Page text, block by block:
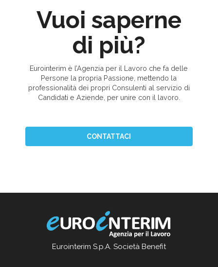
Vuoi saperne
di più?
Eurointerim è l’Agenzia per il Lavoro che fa delle
Persone la propria Passione, mettendo la
professionalità dei propri Consulenti al servizio di
Candidati e Aziende, per unire con il lavoro.
CONTATTACI
Eurointerim S.p.A. Società Benefit